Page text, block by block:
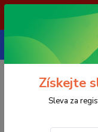
POZOR: 31.7 , 3.8 a
739252246
(Po-Pá, 8-15 hod.)
Získejte
Sleva za